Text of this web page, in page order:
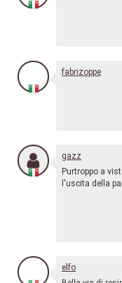
fabrizoppe
gazz
Purtroppo a
l'uscita della
elfo